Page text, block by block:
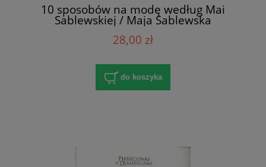
10 sposobów na modę według Mai
Sablewskiej / Maja Sablewska
28,00 zł
do koszyka